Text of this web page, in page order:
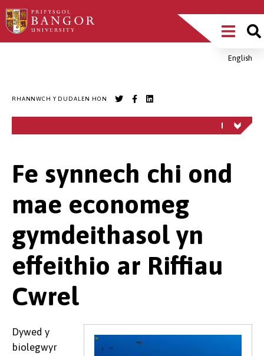
Sgipiwch
i’r
Main
MenuEnglish
RHANNWCH Y DUDALEN HON
Fe synnech chi ond
mae economeg
gymdeithasol yn
effeithio ar Riffiau
Cwrel
Dywed y
biolegwyr